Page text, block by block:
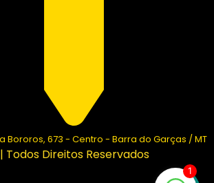
Bororos, 673 - Centro - Barra do Garças / MT
Todos Direitos Reservados
1